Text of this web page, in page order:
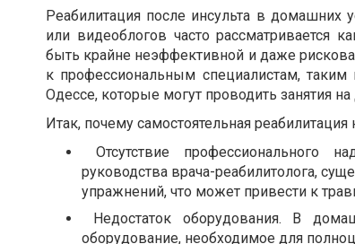
Реабилитация после инсульта в
или видеоблогов часто рассматривается
быть крайне неэффективной и даже
к профессиональным специалистам,
Одессе, которые могут проводить занятия
Итак, почему самостоятельная реабилитация
Отсутствие профессионального
руководства врача-реабилитолога,
упражнений, что может привести к
Недостаток оборудования. В
оборудование, необходимое для